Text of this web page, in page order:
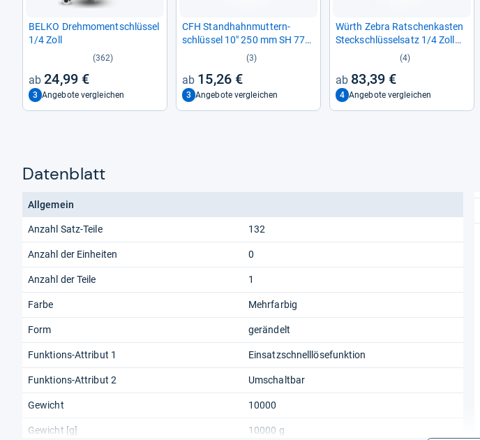
BELKO Dreh­mo­ment­schlüs­sel
1/4 Zoll
(362)
24,99 €
3 Angebote vergleichen
CFH Stand­hahn­mut­tern­
schlüs­sel 10" 250 mm SH 772
Arma­tu­ren­schlüs­sel
(3)
15,26 €
3 Angebote vergleichen
Würth Zebra Rat­schen­kas­ten
Steck­schlüs­sel­satz 1/4 Zoll
34-​tei­lig Multi BLACK
(4)
83,39 €
4 Angebote vergleichen
Datenblatt
Allgemein
Anzahl Satz-Teile 132
Anzahl der Einheiten 0
Anzahl der Teile 1
Farbe Mehrfarbig
Form gerändelt
Funktions-Attribut 1 Einsatzschnelllösefunktion
Funktions-Attribut 2 Umschaltbar
Gewicht 10000
Gewicht [g] 10000 g